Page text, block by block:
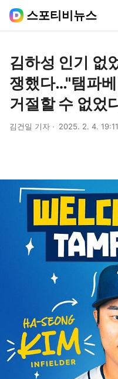
스포티비뉴스
김하성 인기 없
쟁했다…"탬파
거절할 수 없었
김건일 기자 2025. 2. 4. 19:11